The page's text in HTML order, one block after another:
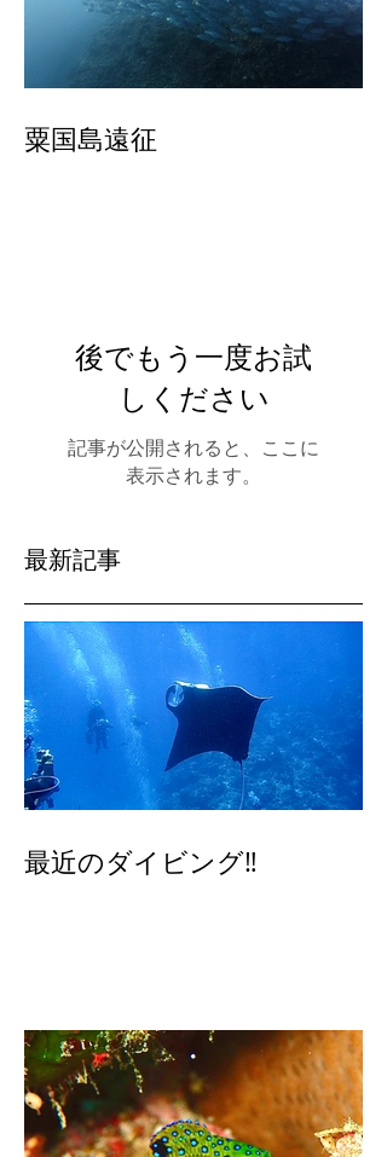
粟国島遠征
後でもう一度お試
しください
記事が公開されると、ここに
表示されます。
最新記事
最近のダイビング‼️